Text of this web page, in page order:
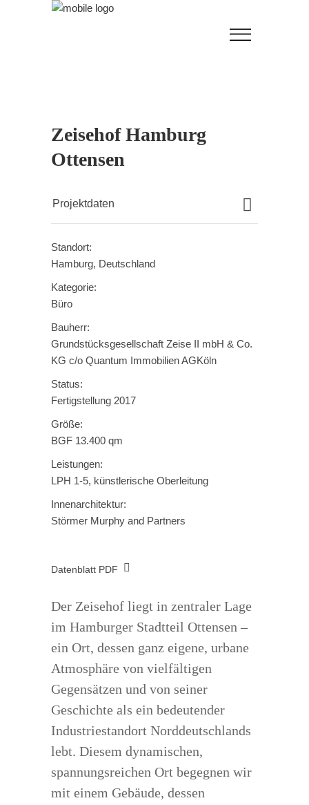
Zeisehof Hamburg
Ottensen
Projektdaten
Standort:
Hamburg, Deutschland
Kategorie:
Büro
Bauherr:
Grundstücksgesellschaft Zeise II mbH & Co.
KG c/o Quantum Immobilien AGKöln
Status:
Fertigstellung 2017
Größe:
BGF 13.400 qm
Leistungen:
LPH 1-5, künstlerische Oberleitung
Innenarchitektur:
Störmer Murphy and Partners
Datenblatt PDF
Der Zeisehof liegt in zentraler Lage
im Hamburger Stadtteil Ottensen –
ein Ort, dessen ganz eigene, urbane
Atmosphäre von vielfältigen
Gegensätzen und von seiner
Geschichte als ein bedeutender
Industriestandort Norddeutschlands
lebt. Diesem dynamischen,
spannungsreichen Ort begegnen wir
mit einem Gebäude, dessen